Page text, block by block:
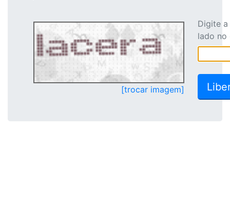
[trocar imagem]
Digite
lado no